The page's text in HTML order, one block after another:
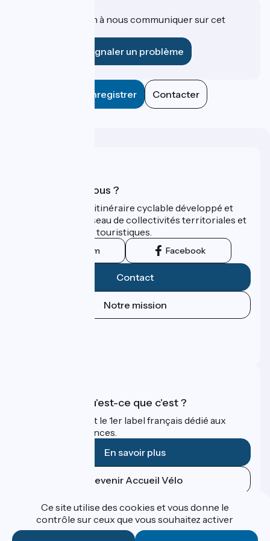
Une information à nous communiquer sur cet
Signaler un problème
Enregistrer Contacter
Qui sommes-nous ?
ViaRhôna est un itinéraire cyclable développé et
promu par un réseau de collectivités territoriales et
leurs institutions touristiques.
Instagram Facebook
Contact
Notre mission
Accueil Vélo qu'est-ce que c'est ?
Accueil Vélo c'est le 1er label français dédié aux
cyclistes en vacances.
En savoir plus
Devenir Accueil Vélo
Financé dans le cadre de Destination France
Ce site utilise des cookies et vous donne le
contrôle sur ceux que vous souhaitez activer